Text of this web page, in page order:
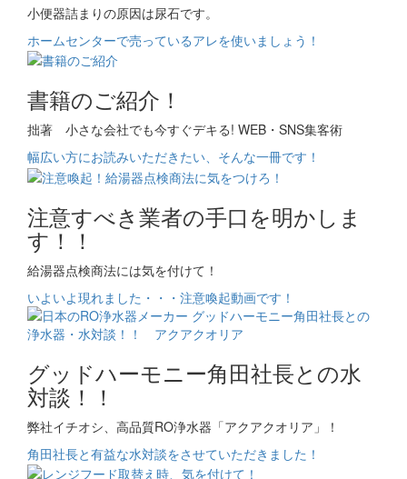
小便器詰まりの原因は尿石です。
ホームセンターで売っているアレを使いましょう！
書籍のご紹介！
拙著 小さな会社でも今すぐデキる! WEB・SNS集客術
幅広い方にお読みいただきたい、そんな一冊です！
注意すべき業者の手口を明かしま
す！！
給湯器点検商法には気を付けて！
いよいよ現れました・・・注意喚起動画です！
グッドハーモニー角田社長との水
対談！！
弊社イチオシ、高品質RO浄水器「アクアクオリア」！
角田社長と有益な水対談をさせていただきました！